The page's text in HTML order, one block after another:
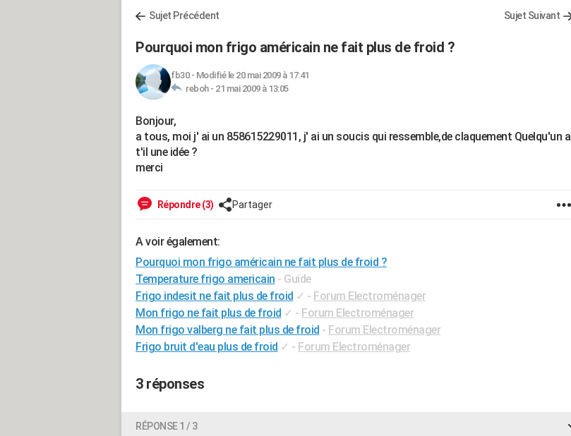
Sujet Précédent Sujet Suivant
Pourquoi mon frigo américain ne fait plus de froid ?
fb30- Modifié le 20 mai 2009 à 17:41
reboh - 21 mai 2009 à 13:05
Bonjour,
a tous, moi j' ai un 858615229011, j' ai un soucis qui ressemble,de claquement Quelqu'un a
t'il une idée ?
merci
Répondre (3) Partager
A voir également:
Pourquoi mon frigo américain ne fait plus de froid ?
Temperature frigo americain - Guide
Frigo indesit ne fait plus de froid ✓ - Forum Electroménager
Mon frigo ne fait plus de froid ✓ - Forum Electroménager
Mon frigo valberg ne fait plus de froid - Forum Electroménager
Frigo bruit d'eau plus de froid ✓ - Forum Electroménager
3 réponses
RÉPONSE 1 / 3